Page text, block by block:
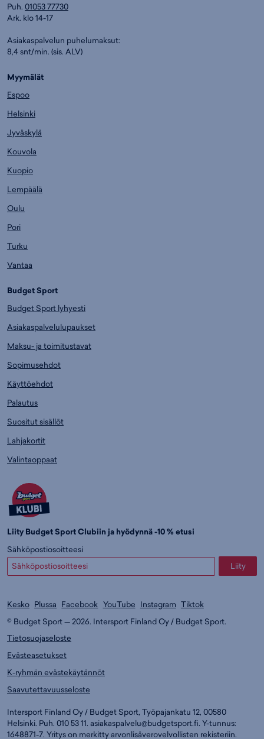
Puh. 01053 77730
Ark. klo 14-17
Asiakaspalvelun puhelumaksut:
8,4 snt/min. (sis. ALV)
Myymälät
Espoo
Helsinki
Jyväskylä
Kouvola
Kuopio
Lempäälä
Oulu
Pori
Turku
Vantaa
Budget Sport
Budget Sport lyhyesti
Asiakaspalvelulupaukset
Maksu- ja toimitustavat
Sopimusehdot
Käyttöehdot
Palautus
Suositut sisällöt
Lahjakortit
Valintaoppaat
Liity Budget Sport Clubiin ja hyödynnä -10 % etusi
Sähköpostiosoitteesi
Liity
Kesko Plussa Facebook YouTube Instagram Tiktok
© Budget Sport — 2026. Intersport Finland Oy / Budget Sport.
Tietosuojaseloste
Evästeasetukset
K-ryhmän evästekäytännöt
Saavutettavuusseloste
Intersport Finland Oy / Budget Sport, Työpajankatu 12, 00580
Helsinki. Puh. 010 53 11. asiakaspalvelu@budgetsport.fi. Y-tunnus:
1648871-7. Yritys on merkitty arvonlisäverovelvollisten rekisteriin.